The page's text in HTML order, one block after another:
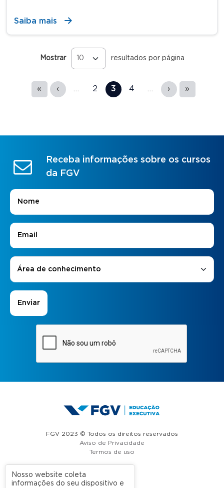
Saiba mais
Mostrar resultados por página
Páginas
« ‹ … 2 3 4 … › »
Receba informações sobre os cursos
da FGV
Nome
E-mail
Áreas de Interesse
Área de conhecimento
FGV 2023 © Todos os direitos reservados
Aviso de Privacidade
Termos de uso
A FGV
Nosso website coleta
informações do seu dispositivo e